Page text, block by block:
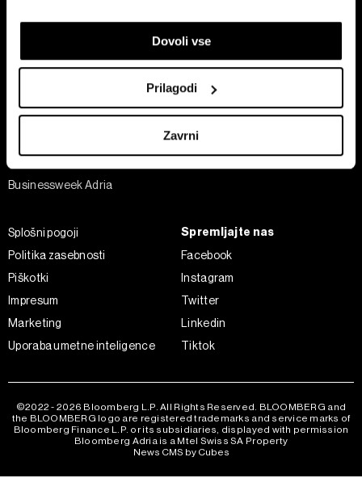
Identificirati napravo z aktivnim preverjanjem
lastnosti (odčitavanje prstnih odtisov)
Poglejte si še, kako se obdelujejo vaši osebni podatki in
nastavite svoje preference vrazdelku o podrobnostih
iz Izjave o piškotkih.
Skupni upravljavci obdelave so HD-WIN ARENA SPORT
d.o.o. inPartnerji
pa vPolitiki piškotkov
Piškotke lahko kadar koli ponovno prilagodite tako, da
kliknete možnost »Prikaži podrobnosti«. Privolitev lahko
kadar koli prekličete brez kakršnih koli posledic.
Dovoli vse
Prilagodi
Zavrni
Finančni trgi
Tehnologija
Šport
Businessweek Adria
Splošni pogoji
Politika zasebnosti
Piškotki
Impresum
Marketing
Uporaba umetne inteligence
Spremljajte nas
Facebook
Instagram
Twitter
Linkedin
Tiktok
©2022 - 2026 Bloomberg L.P. All Rights Reserved. BLOOMBERG and
the BLOOMBERG logo are registered trademarks and service marks of
Bloomberg Finance L.P. or its subsidiaries, displayed with permission
Bloomberg Adria is a Mtel Swiss SA Property
News CMS by Cubes